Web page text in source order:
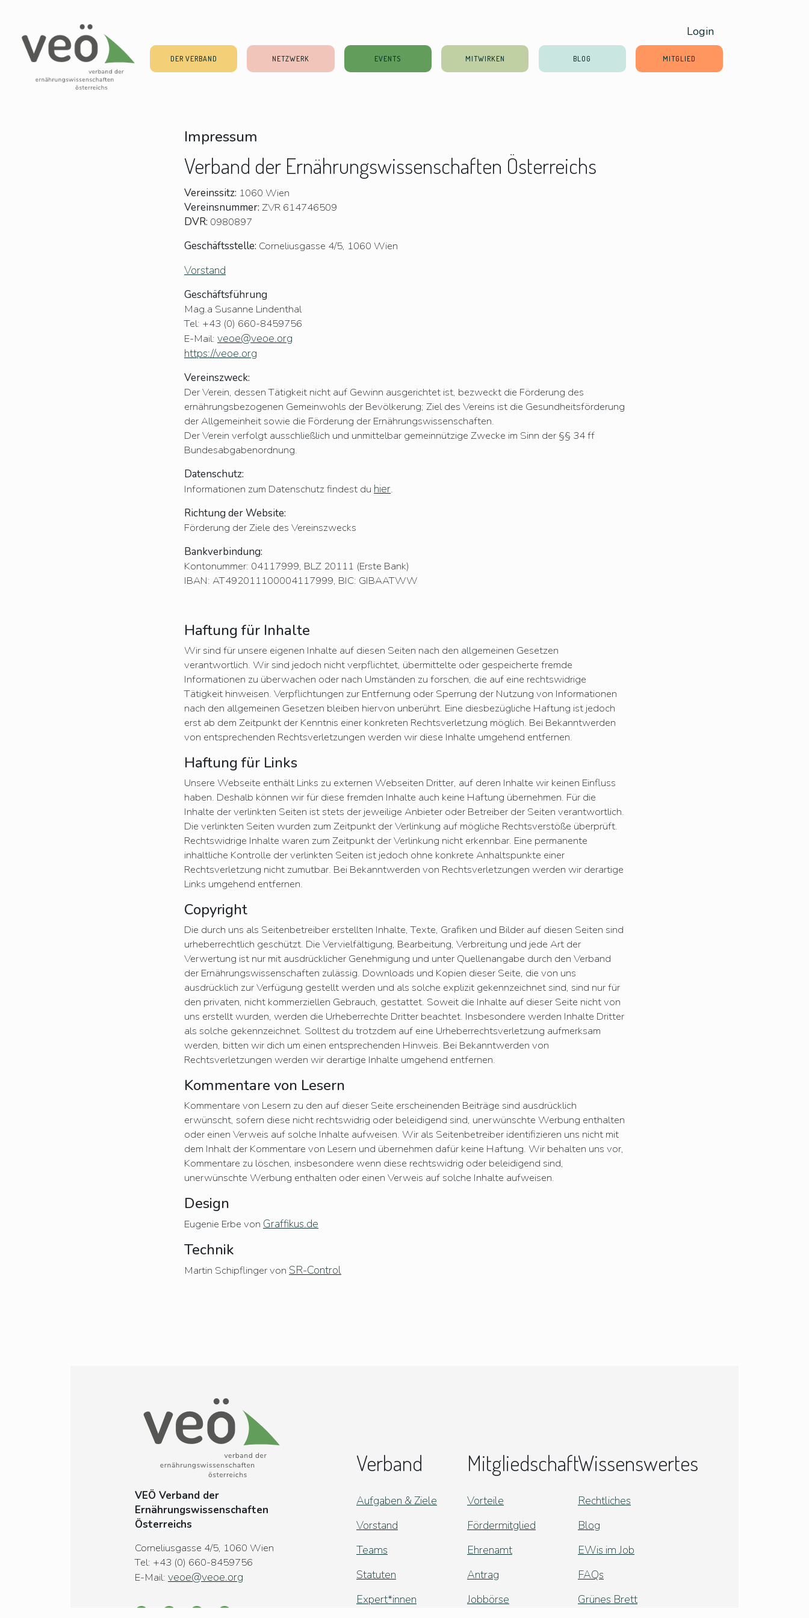
Login
DER VERBAND NETZWERK EVENTS MITWIRKEN BLOG MITGLIED
Impressum
Verband der Ernährungswissenschaften Österreichs
Vereinssitz: 1060 Wien
Vereinsnummer: ZVR 614746509
DVR: 0980897
Geschäftsstelle: Corneliusgasse 4/5, 1060 Wien
Vorstand
Geschäftsführung
Mag.a Susanne Lindenthal
Tel: +43 (0) 660-8459756
E-Mail: veoe@veoe.org
https://veoe.org
Vereinszweck:
Der Verein, dessen Tätigkeit nicht auf Gewinn ausgerichtet ist, bezweckt die Förderung des
ernährungsbezogenen Gemeinwohls der Bevölkerung; Ziel des Vereins ist die Gesundheitsförderung
der Allgemeinheit sowie die Förderung der Ernährungswissenschaften.
Der Verein verfolgt ausschließlich und unmittelbar gemeinnützige Zwecke im Sinn der §§ 34 ff
Bundesabgabenordnung.
Datenschutz:
Informationen zum Datenschutz findest du hier.
Richtung der Website:
Förderung der Ziele des Vereinszwecks
Bankverbindung:
Kontonummer: 04117999, BLZ 20111 (Erste Bank)
IBAN: AT492011100004117999, BIC: GIBAATWW
Haftung für Inhalte
Wir sind für unsere eigenen Inhalte auf diesen Seiten nach den allgemeinen Gesetzen
verantwortlich. Wir sind jedoch nicht verpflichtet, übermittelte oder gespeicherte fremde
Informationen zu überwachen oder nach Umständen zu forschen, die auf eine rechtswidrige
Tätigkeit hinweisen. Verpflichtungen zur Entfernung oder Sperrung der Nutzung von Informationen
nach den allgemeinen Gesetzen bleiben hiervon unberührt. Eine diesbezügliche Haftung ist jedoch
erst ab dem Zeitpunkt der Kenntnis einer konkreten Rechtsverletzung möglich. Bei Bekanntwerden
von entsprechenden Rechtsverletzungen werden wir diese Inhalte umgehend entfernen.
Haftung für Links
Unsere Webseite enthält Links zu externen Webseiten Dritter, auf deren Inhalte wir keinen Einfluss
haben. Deshalb können wir für diese fremden Inhalte auch keine Haftung übernehmen. Für die
Inhalte der verlinkten Seiten ist stets der jeweilige Anbieter oder Betreiber der Seiten verantwortlich.
Die verlinkten Seiten wurden zum Zeitpunkt der Verlinkung auf mögliche Rechtsverstöße überprüft.
Rechtswidrige Inhalte waren zum Zeitpunkt der Verlinkung nicht erkennbar. Eine permanente
inhaltliche Kontrolle der verlinkten Seiten ist jedoch ohne konkrete Anhaltspunkte einer
Rechtsverletzung nicht zumutbar. Bei Bekanntwerden von Rechtsverletzungen werden wir derartige
Links umgehend entfernen.
Copyright
Die durch uns als Seitenbetreiber erstellten Inhalte, Texte, Grafiken und Bilder auf diesen Seiten sind
urheberrechtlich geschützt. Die Vervielfältigung, Bearbeitung, Verbreitung und jede Art der
Verwertung ist nur mit ausdrücklicher Genehmigung und unter Quellenangabe durch den Verband
der Ernährungswissenschaften zulässig. Downloads und Kopien dieser Seite, die von uns
ausdrücklich zur Verfügung gestellt werden und als solche explizit gekennzeichnet sind, sind nur für
den privaten, nicht kommerziellen Gebrauch, gestattet. Soweit die Inhalte auf dieser Seite nicht von
uns erstellt wurden, werden die Urheberrechte Dritter beachtet. Insbesondere werden Inhalte Dritter
als solche gekennzeichnet. Solltest du trotzdem auf eine Urheberrechtsverletzung aufmerksam
werden, bitten wir dich um einen entsprechenden Hinweis. Bei Bekanntwerden von
Rechtsverletzungen werden wir derartige Inhalte umgehend entfernen.
Kommentare von Lesern
Kommentare von Lesern zu den auf dieser Seite erscheinenden Beiträge sind ausdrücklich
erwünscht, sofern diese nicht rechtswidrig oder beleidigend sind, unerwünschte Werbung enthalten
oder einen Verweis auf solche Inhalte aufweisen. Wir als Seitenbetreiber identifizieren uns nicht mit
dem Inhalt der Kommentare von Lesern und übernehmen dafür keine Haftung. Wir behalten uns vor,
Kommentare zu löschen, insbesondere wenn diese rechtswidrig oder beleidigend sind,
unerwünschte Werbung enthalten oder einen Verweis auf solche Inhalte aufweisen.
Design
Eugenie Erbe von Graffikus.de
Technik
Martin Schipflinger von SR-Control
VEÖ Verband der
Ernährungswissenschaften
Österreichs
Corneliusgasse 4/5, 1060 Wien
Tel: +43 (0) 660-8459756
E-Mail: veoe@veoe.org
Verband
Aufgaben & Ziele
Vorstand
Teams
Statuten
Expert*innen
Mitgliedschaft
Vorteile
Fördermitglied
Ehrenamt
Antrag
Jobbörse
Wissenswertes
Rechtliches
Blog
EWis im Job
FAQs
Grünes Brett